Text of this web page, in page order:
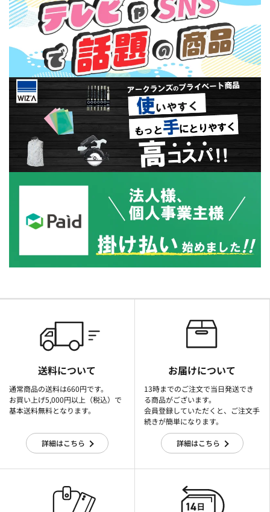
送料について
通常商品の送料は660円です。
お買い上げ5,000円以上（税込）で
基本送料無料となります。
詳細はこちら
お届けについて
13時までのご注文で当日発送でき
る商品がございます。
会員登録していただくと、ご注文手
続きが簡単になります。
詳細はこちら